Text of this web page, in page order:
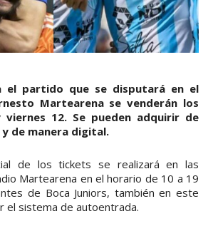
el partido que se disputará en el
Martearena se venderán los
viernes 12. Se pueden adquirir de
de manera digital.
de los tickets se realizará en las
Martearena en el horario de 10 a 19
de Boca Juniors, también en este
el sistema de autoentrada.